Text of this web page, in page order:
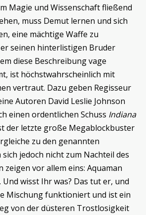
Magie und Wissenschaft fließend
muss Demut lernen und sich
eine mächtige Waffe zu
seinen hinterlistigen Bruder
diese Beschreibung vage
ist höchstwahrscheinlich mit
vertraut. Dazu geben Regisseur
Autoren David Leslie Johnson
einen ordentlichen Schuss Indiana
der letzte große Megablockbuster
zu den genannten
jedoch nicht zum Nachteil des
zeigen vor allem eins: Aquaman
Und wisst Ihr was? Das tut er, und
Mischung funktioniert und ist ein
von der düsteren Trostlosigkeit